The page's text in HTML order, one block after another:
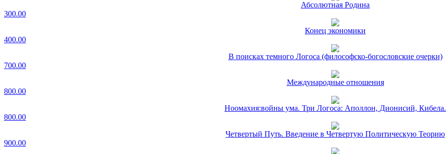
Абсолютная Родина
300.00
Конец экономики
400.00
В поисках темного Логоса (философско-богословские очерки)
700.00
Международные отношения
800.00
Ноомахия:войны ума. Три Логоса: Аполлон, Дионисий, Кибела.
800.00
Четвертый Путь. Введение в Четвертую Политическую Теорию
900.00